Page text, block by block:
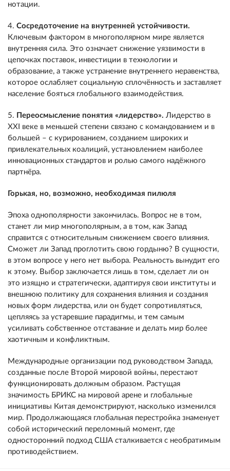
нотации.
4. Сосредоточение на внутренней устойчивости.
Ключевым фактором в многополярном мире является
внутренняя сила. Это означает снижение уязвимости в
цепочках поставок, инвестиции в технологии и
образование, а также устранение внутреннего неравенства,
которое ослабляет социальную сплочённость и заставляет
население бояться глобального взаимодействия.
5. Переосмысление понятия «лидерство». Лидерство в
XXI веке в меньшей степени связано с командованием и в
большей – с курированием, созданием широких и
привлекательных коалиций, установлением наиболее
инновационных стандартов и ролью самого надёжного
партнёра.
Горькая, но, возможно, необходимая пилюля
Эпоха однополярности закончилась. Вопрос не в том,
станет ли мир многополярным, а в том, как Запад
справится с относительным снижением своего влияния.
Сможет ли Запад проглотить свою гордыню? В сущности,
в этом вопросе у него нет выбора. Реальность вынудит его
к этому. Выбор заключается лишь в том, сделает ли он
это изящно и стратегически, адаптируя свои институты и
внешнюю политику для сохранения влияния и создания
новых форм лидерства, или он будет сопротивляться,
цепляясь за устаревшие парадигмы, и тем самым
усиливать собственное отставание и делать мир более
хаотичным и конфликтным.
Международные организации под руководством Запада,
созданные после Второй мировой войны, перестают
функционировать должным образом. Растущая
значимость БРИКС на мировой арене и глобальные
инициативы Китая демонстрируют, насколько изменился
мир. Продолжающаяся глобальная перестройка знаменует
собой исторический переломный момент, где
односторонний подход США сталкивается с необратимым
противодействием.